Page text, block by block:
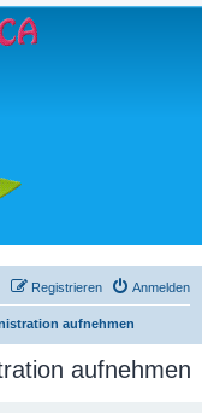
Anmelden
Registrieren
aufnehmen
aufnehmen